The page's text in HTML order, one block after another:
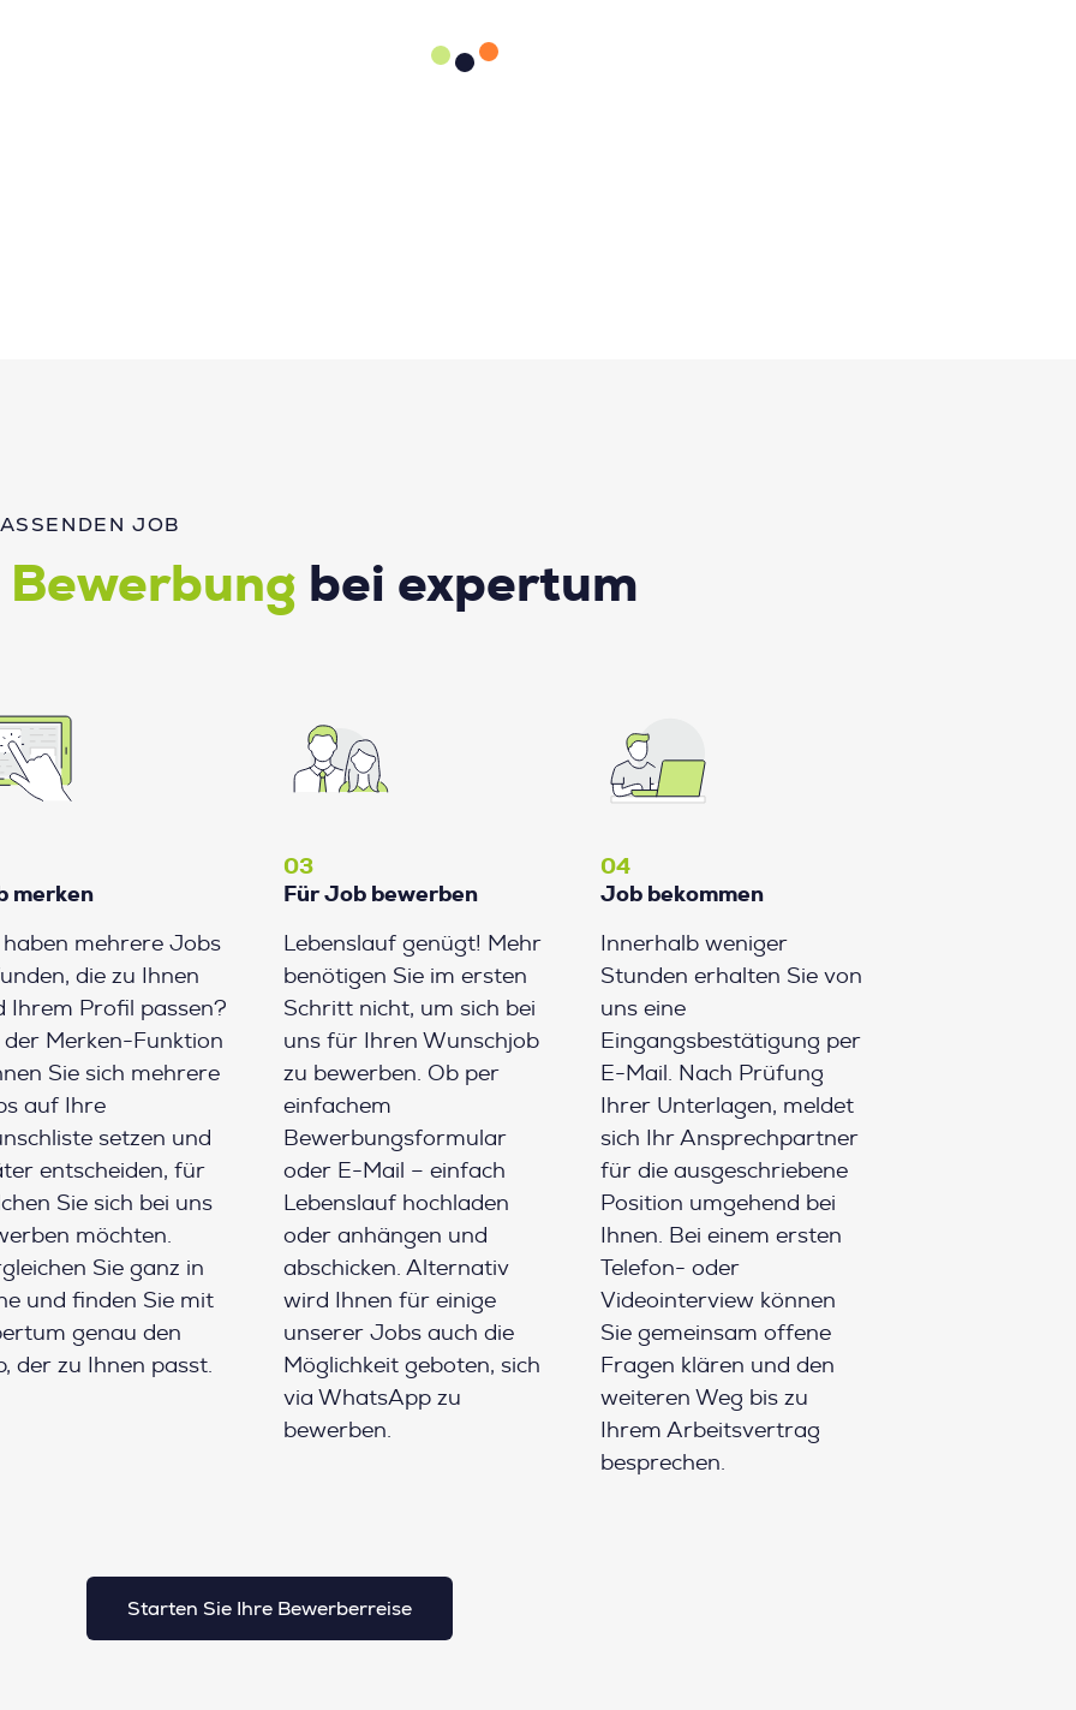
JOB
Bewerbung bei expertum
merken
haben mehrere Jobs
die zu Ihnen
Ihrem Profil passen?
der Merken-Funktion
Sie sich mehrere
auf Ihre
setzen und
entscheiden, für
Sie sich bei uns
möchten.
Sie ganz in
und finden Sie mit
genau den
der zu Ihnen passt.
03
Für Job bewerben
Lebenslauf genügt! Mehr
benötigen Sie im ersten
Schritt nicht, um sich bei
uns für Ihren Wunschjob
zu bewerben. Ob per
einfachem
Bewerbungsformular
oder E-Mail – einfach
Lebenslauf hochladen
oder anhängen und
abschicken. Alternativ
wird Ihnen für einige
unserer Jobs auch die
Möglichkeit geboten, sich
via WhatsApp zu
bewerben.
04
Job bekommen
Innerhalb weniger
Stunden erhalten Sie von
uns eine
Eingangsbestätigung per
E-Mail. Nach Prüfung
Ihrer Unterlagen, meldet
sich Ihr Ansprechpartner
für die ausgeschriebene
Position umgehend bei
Ihnen. Bei einem ersten
Telefon- oder
Videointerview können
Sie gemeinsam offene
Fragen klären und den
weiteren Weg bis zu
Ihrem Arbeitsvertrag
besprechen.
Starten Sie Ihre Bewerberreise